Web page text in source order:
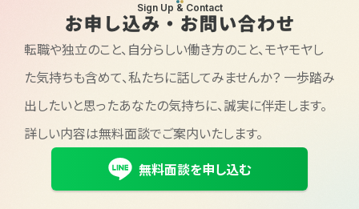
Sign Up & Contact
お申し込み・お問い合わせ
転職や独立のこと、自分らしい働き方のこと、モヤモヤし
た気持ちも含めて、私たちに話してみませんか？ 一歩踏み
出したいと思ったあなたの気持ちに、誠実に伴走します。
詳しい内容は無料面談でご案内いたします。
無料面談を申し込む